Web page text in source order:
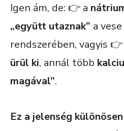
Igen ám, de: 👉 a
„együtt utaznak” a
rendszerében, vagyis 👉
ürül ki, annál több
magával”.
Ez a jelenség